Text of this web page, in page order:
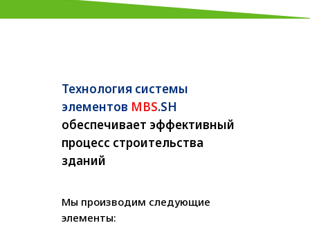
Технология системы
элементов MBS.SH
обеспечивает эффективный
процесс строительства
зданий
Мы производим следующие
элементы: